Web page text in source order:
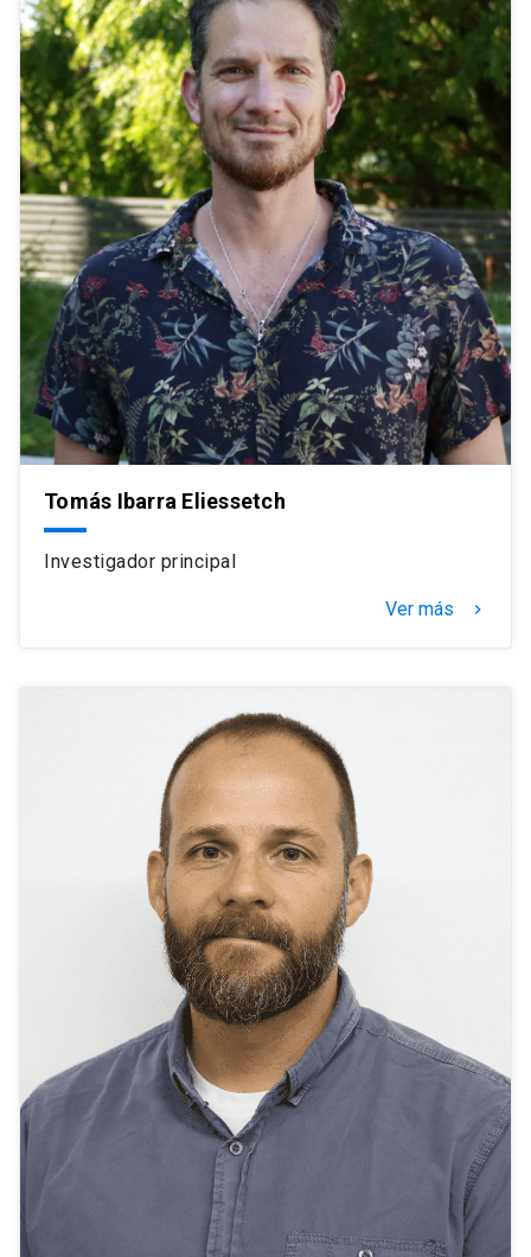
Tomás Ibarra Eliessetch
Investigador principal
Ver más navigate_next